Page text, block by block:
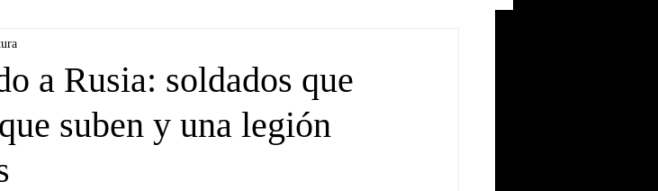
a Rusia: soldados que
suben y una legión